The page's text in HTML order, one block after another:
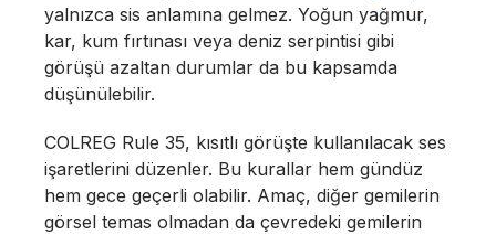
yalnızca sis anlamına gelmez. Yoğun yağmur,
kar, kum fırtınası veya deniz serpintisi gibi
görüşü azaltan durumlar da bu kapsamda
düşünülebilir.
COLREG Rule 35, kısıtlı görüşte kullanılacak ses
işaretlerini düzenler. Bu kurallar hem gündüz
hem gece geçerli olabilir. Amaç, diğer gemilerin
görsel temas olmadan da çevredeki gemilerin